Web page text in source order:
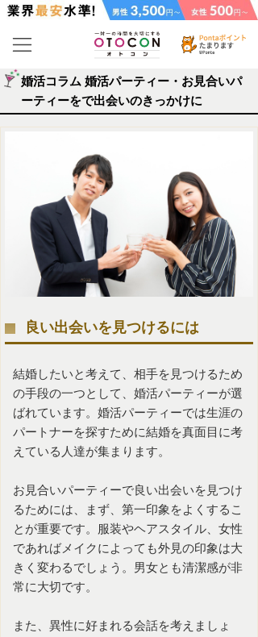
婚活コラム 婚活パーティー・お見合いパ
ーティーをで出会いのきっかけに
良い出会いを見つけるには
結婚したいと考えて、相手を見つけるため
の手段の一つとして、 婚活パーティーが選
ばれています。婚活パーティーでは生涯の
パートナーを探すために結婚を真面目に考
えている人達が集まります。
お見合いパーティーで良い出会いを見つけ
るためには、まず、第一印象をよくするこ
とが重要です。服装やヘアスタイル、女性
であればメイクによっても外見の印象は大
きく変わるでしょう。男女とも清潔感が非
常に大切です。
また、異性に好まれる会話を考えましょ